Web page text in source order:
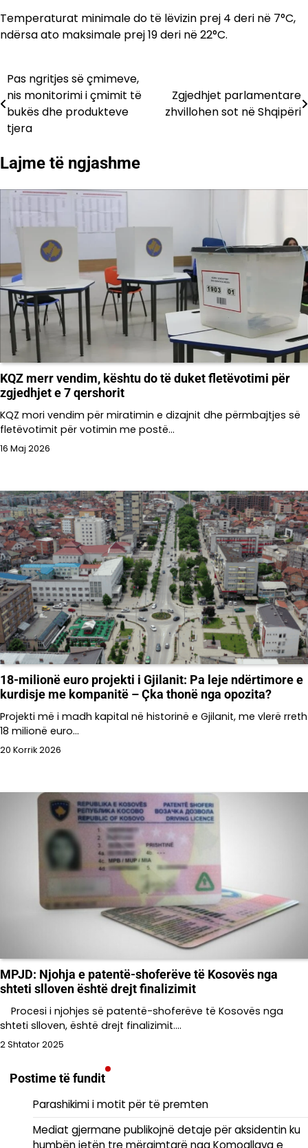
Temperaturat minimale do të lëvizin prej 4 deri në 7°C,
ndërsa ato maksimale prej 19 deri në 22°C.
Lëvizje
te
postimet
Pas ngritjes së çmimeve,
nis monitorimi i çmimit të
bukës dhe produkteve
tjera
Zgjedhjet parlamentare
zhvillohen sot në Shqipëri
Lajme të ngjashme
KQZ merr vendim, kështu do të duket fletëvotimi për
zgjedhjet e 7 qershorit
KQZ mori vendim për miratimin e dizajnit dhe përmbajtjes së
fletëvotimit për votimin me postë…
16 Maj 2026
18-milionë euro projekti i Gjilanit: Pa leje ndërtimore e
kurdisje me kompanitë – Çka thonë nga opozita?
Projekti më i madh kapital në historinë e Gjilanit, me vlerë rreth
18 milionë euro…
20 Korrik 2026
MPJD: Njohja e patentë-shoferëve të Kosovës nga
shteti slloven është drejt finalizimit
Procesi i njohjes së patentë-shoferëve të Kosovës nga
shteti slloven, është drejt finalizimit.…
2 Shtator 2025
Postime të fundit
Parashikimi i motit për të premten
Mediat gjermane publikojnë detaje për aksidentin ku
humbën jetën tre mërgimtarë nga Komogllava e